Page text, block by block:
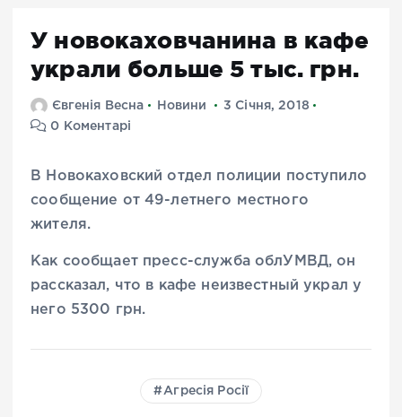
У новокаховчанина в кафе
украли больше 5 тыс. грн.
Євгенія Весна Новини
3 Січня, 2018
0 Коментарі
В Новокаховский отдел полиции поступило
сообщение от 49-летнего местного
жителя.
Как сообщает пресс-служба облУМВД, он
рассказал, что в кафе неизвестный украл у
него 5300 грн.
Агресія Росії